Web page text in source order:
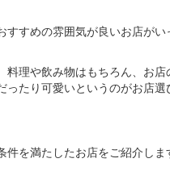
すすめの雰囲気が良いお店がい
料理や飲み物はもちろん、お店
ったり可愛いというのがお店選
を満たしたお店をご紹介しま